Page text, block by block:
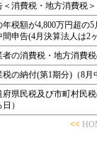
＜消費税・地方消費税＞
年税額が4,800万円超の
間申告(4月決算法人は2
者の消費税・地方消費
税の納付(第1期分)（8月
府県民税及び市町村民
）
<<